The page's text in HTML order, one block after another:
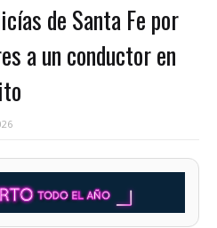
de Santa Fe por
a un conductor en